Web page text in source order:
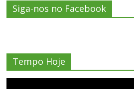
Siga-nos no Facebook
Tempo Hoje